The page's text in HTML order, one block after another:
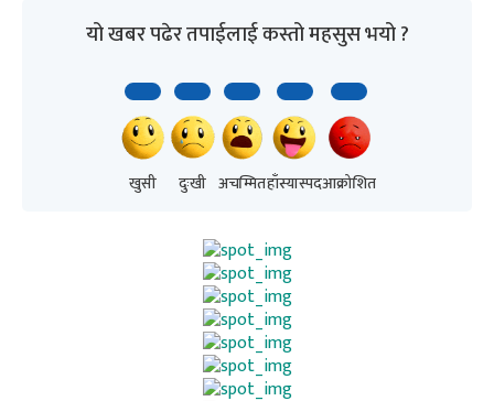
यो खबर पढेर तपाईलाई कस्तो महसुस भयो ?
खुसी दुःखी अचम्मितहाँस्यास्पदआक्रोशित